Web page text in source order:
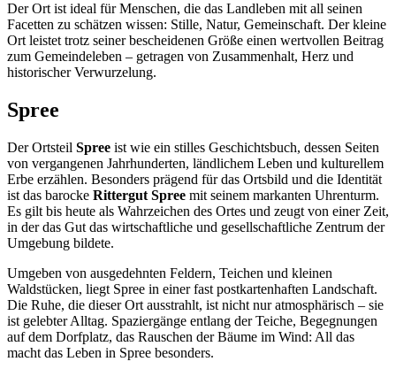
Der Ort ist ideal für Menschen, die das Landleben mit all seinen
Facetten zu schätzen wissen: Stille, Natur, Gemeinschaft. Der kleine
Ort leistet trotz seiner bescheidenen Größe einen wertvollen Beitrag
zum Gemeindeleben – getragen von Zusammenhalt, Herz und
historischer Verwurzelung.
Spree
Der Ortsteil Spree ist wie ein stilles Geschichtsbuch, dessen Seiten
von vergangenen Jahrhunderten, ländlichem Leben und kulturellem
Erbe erzählen. Besonders prägend für das Ortsbild und die Identität
ist das barocke Rittergut Spree mit seinem markanten Uhrenturm.
Es gilt bis heute als Wahrzeichen des Ortes und zeugt von einer Zeit,
in der das Gut das wirtschaftliche und gesellschaftliche Zentrum der
Umgebung bildete.
Umgeben von ausgedehnten Feldern, Teichen und kleinen
Waldstücken, liegt Spree in einer fast postkartenhaften Landschaft.
Die Ruhe, die dieser Ort ausstrahlt, ist nicht nur atmosphärisch – sie
ist gelebter Alltag. Spaziergänge entlang der Teiche, Begegnungen
auf dem Dorfplatz, das Rauschen der Bäume im Wind: All das
macht das Leben in Spree besonders.